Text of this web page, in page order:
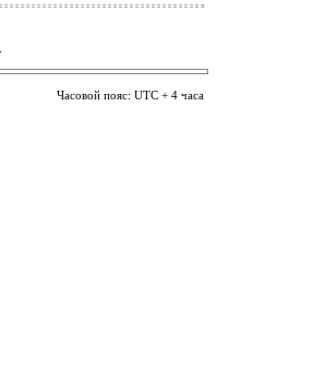
Часовой пояс: UTC + 4 часа